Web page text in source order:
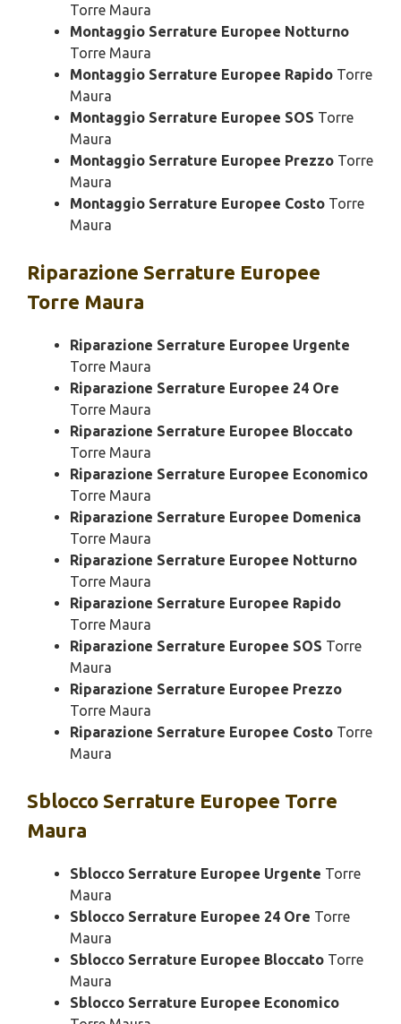
Torre Maura
Montaggio Serrature Europee Notturno
Torre Maura
Montaggio Serrature Europee Rapido Torre
Maura
Montaggio Serrature Europee SOS Torre
Maura
Montaggio Serrature Europee Prezzo Torre
Maura
Montaggio Serrature Europee Costo Torre
Maura
Riparazione Serrature Europee
Torre Maura
Riparazione Serrature Europee Urgente
Torre Maura
Riparazione Serrature Europee 24 Ore
Torre Maura
Riparazione Serrature Europee Bloccato
Torre Maura
Riparazione Serrature Europee Economico
Torre Maura
Riparazione Serrature Europee Domenica
Torre Maura
Riparazione Serrature Europee Notturno
Torre Maura
Riparazione Serrature Europee Rapido
Torre Maura
Riparazione Serrature Europee SOS Torre
Maura
Riparazione Serrature Europee Prezzo
Torre Maura
Riparazione Serrature Europee Costo Torre
Maura
Sblocco Serrature Europee Torre
Maura
Sblocco Serrature Europee Urgente Torre
Maura
Sblocco Serrature Europee 24 Ore Torre
Maura
Sblocco Serrature Europee Bloccato Torre
Maura
Sblocco Serrature Europee Economico